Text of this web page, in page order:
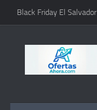
Saltar al contenido
Black Friday El Salvador